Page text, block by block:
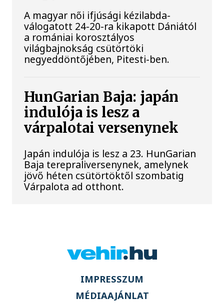
A magyar női ifjúsági kézilabda-
válogatott 24-20-ra kikapott Dániától
a romániai korosztályos
világbajnokság csütörtöki
negyeddöntőjében, Pitesti-ben.
HunGarian Baja: japán
indulója is lesz a
várpalotai versenynek
Japán indulója is lesz a 23. HunGarian
Baja terepraliversenynek, amelynek
jövő héten csütörtöktől szombatig
Várpalota ad otthont.
IMPRESSZUM
MÉDIAAJÁNLAT